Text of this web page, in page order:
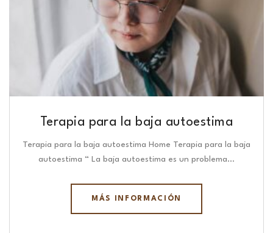
Terapia para la baja autoestima
Terapia para la baja autoestima Home Terapia para la baja
autoestima “ La baja autoestima es un problema…
MÁS INFORMACIÓN